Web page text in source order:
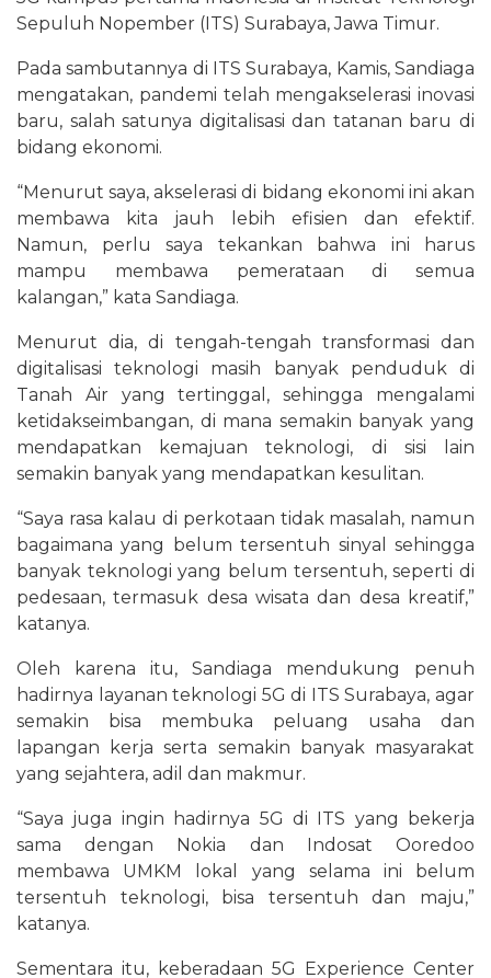
Sepuluh Nopember (ITS) Surabaya, Jawa Timur.
Pada sambutannya di ITS Surabaya, Kamis, Sandiaga
mengatakan, pandemi telah mengakselerasi inovasi
baru, salah satunya digitalisasi dan tatanan baru di
bidang ekonomi.
“Menurut saya, akselerasi di bidang ekonomi ini akan
membawa kita jauh lebih efisien dan efektif.
Namun, perlu saya tekankan bahwa ini harus
mampu membawa pemerataan di semua
kalangan,” kata Sandiaga.
Menurut dia, di tengah-tengah transformasi dan
digitalisasi teknologi masih banyak penduduk di
Tanah Air yang tertinggal, sehingga mengalami
ketidakseimbangan, di mana semakin banyak yang
mendapatkan kemajuan teknologi, di sisi lain
semakin banyak yang mendapatkan kesulitan.
“Saya rasa kalau di perkotaan tidak masalah, namun
bagaimana yang belum tersentuh sinyal sehingga
banyak teknologi yang belum tersentuh, seperti di
pedesaan, termasuk desa wisata dan desa kreatif,”
katanya.
Oleh karena itu, Sandiaga mendukung penuh
hadirnya layanan teknologi 5G di ITS Surabaya, agar
semakin bisa membuka peluang usaha dan
lapangan kerja serta semakin banyak masyarakat
yang sejahtera, adil dan makmur.
“Saya juga ingin hadirnya 5G di ITS yang bekerja
sama dengan Nokia dan Indosat Ooredoo
membawa UMKM lokal yang selama ini belum
tersentuh teknologi, bisa tersentuh dan maju,”
katanya.
Sementara itu, keberadaan 5G Experience Center